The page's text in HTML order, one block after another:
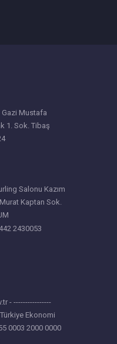
Gazi Mustafa
1. Sok. Tibaş
Salonu Kazım
Kaptan Sok.
2430053
- ----------------
Ekonomi
0003 2000 0000